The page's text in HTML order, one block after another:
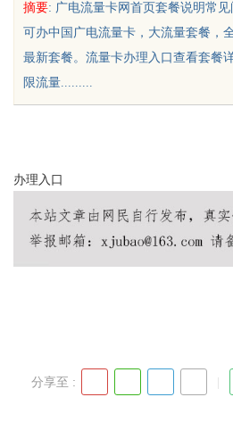
sc
摘要: 广电流量卡网首页套餐说明常
可办中国广电流量卡，大流量套餐，
最新套餐。流量卡办理入口查看套餐
限流量.........
办理 入口
分享至 :
用，规避侵权风险